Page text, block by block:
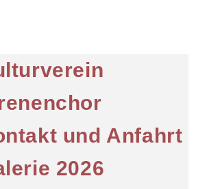
und Anfahrt
2026